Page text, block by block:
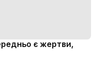
є жертви,